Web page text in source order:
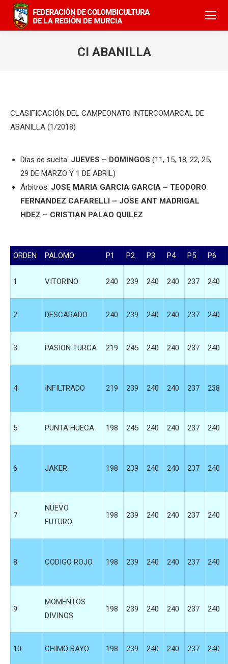
CI ABANILLA
CLASIFICACIÓN DEL CAMPEONATO INTERCOMARCAL DE
ABANILLA (1/2018)
Días de suelta: JUEVES – DOMINGOS (11, 15, 18, 22, 25,
29 DE MARZO Y 1 DE ABRIL)
Árbitros: JOSE MARIA GARCIA GARCIA – TEODORO
FERNANDEZ CAFARELLI – JOSE ANT MADRIGAL
HDEZ – CRISTIAN PALAO QUILEZ
ORDEN PALOMO P1 P2 P3 P4 P5 P6
1 VITORINO 240 239 240 240 237 240
2 DESCARADO 240 239 240 240 237 240
3 PASION TURCA 219 245 240 240 237 240
4 INFILTRADO 219 239 240 240 237 238
5 PUNTA HUECA 198 245 240 240 237 240
6 JAKER 198 239 240 240 237 240
7
NUEVO
FUTURO
198 239 240 240 237 240
8 CODIGO ROJO 198 239 240 240 237 240
9
MOMENTOS
DIVINOS
198 239 240 240 237 240
10 CHIMO BAYO 198 239 240 240 237 240